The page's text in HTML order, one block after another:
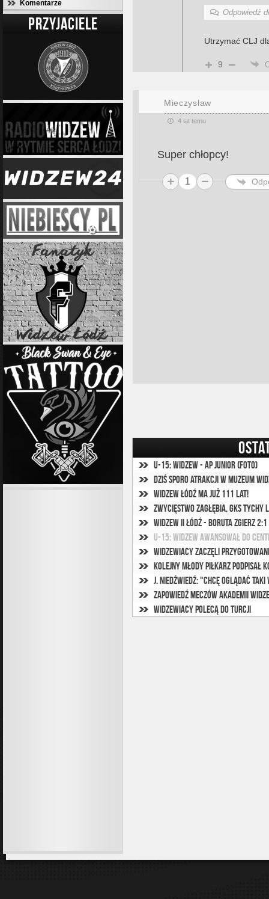
Komentarze
PRZYJACIELE
Odpowiedź
Utrzymać CLJ
9
Mieczysław
4 lat temu
Super chłopcy!
1
U-15: Widzew - AP Junior (foto)
Dziś sporo atrakcji w Muzeum
Widzew Łódź ma już 111 lat!
Zwycięstwo Zagłębia, GKS
Widzew II Łódź - Boruta Zgierz 2:1
U-15: Widzew awansował do
Widzewiacy zaczęli
Kolejny młody piłkarz podpisał
J. Niedźwiedź: "Chcę oglądać
Zapowiedź meczów Akademii
Widzewiacy polecą do Turcji